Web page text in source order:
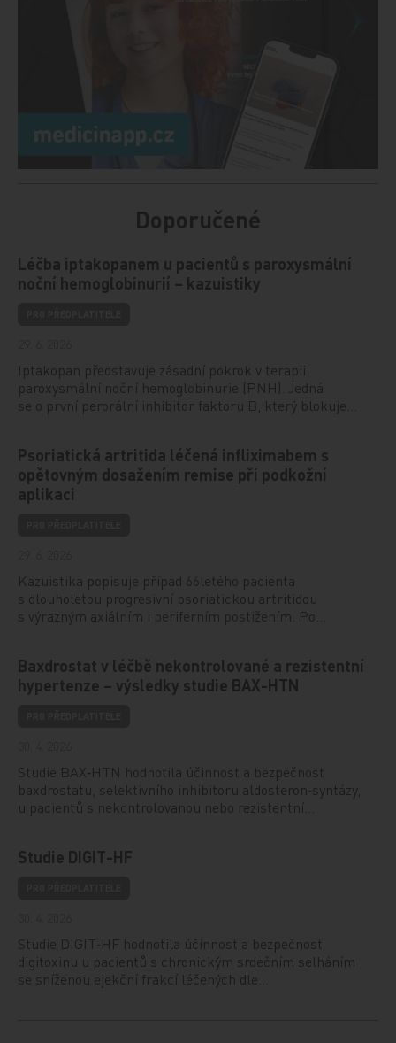
Doporučené
Léčba iptakopanem u pacientů s paroxysmální
noční hemoglobinurií – kazuistiky
Iptakopan představuje zásadní pokrok v terapii
paroxysmální noční hemoglobinurie (PNH). Jedná
se o první perorální inhibitor faktoru B, který blokuje…
Psoriatická artritida léčená infliximabem s
opětovným dosažením remise při podkožní
aplikaci
Kazuistika popisuje případ 66letého pacienta
s dlouholetou progresivní psoriatickou artritidou
s výrazným axiálním i periferním postižením. Po…
Baxdrostat v léčbě nekontrolované a rezistentní
hypertenze – výsledky studie BAX-HTN
Studie BAX‑HTN hodnotila účinnost a bezpečnost
baxdrostatu, selektivního inhibitoru aldosteron‑syntázy,
u pacientů s nekontrolovanou nebo rezistentní…
Studie DIGIT-HF
Studie DIGIT‑HF hodnotila účinnost a bezpečnost
digitoxinu u pacientů s chronickým srdečním selháním
se sníženou ejekční frakcí léčených dle…